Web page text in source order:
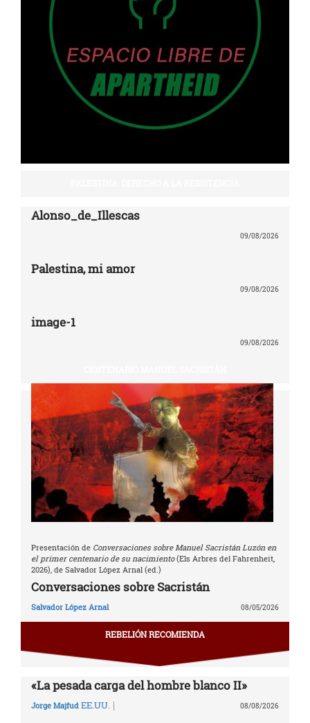
Alonso_de_Illescas
09/08/2026
Palestina, mi amor
09/08/2026
image-1
09/08/2026
Presentación de Conversaciones sobre Manuel Sacristán Luzón en
el primer centenario de su nacimiento(Els Arbres del Fahrenheit,
2026), de Salvador López Arnal (ed.)
Conversaciones sobre Sacristán
Salvador López Arnal 08/05/2026
REBELIÓN RECOMIENDA
«La pesada carga del hombre blanco II»
Jorge Majfud EE.UU. | 08/08/2026